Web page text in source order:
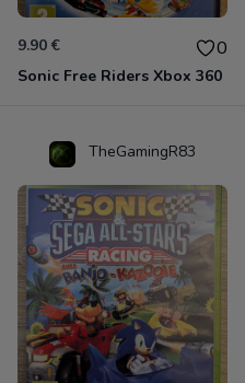
9.90 € 0
Sonic Free Riders Xbox 360
TheGamingR83